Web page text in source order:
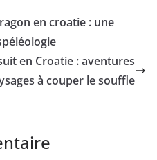
en croatie : une
en Croatie : aventures
à couper le souffle